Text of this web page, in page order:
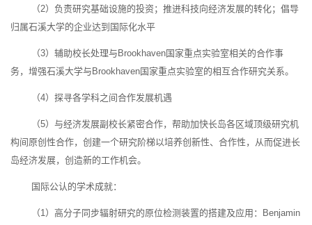
（2）负责研究基础设施的投资；推进科技向经济发展的转化；倡导
归属石溪大学的企业达到国际化水平
（3）辅助校长处理与Brookhaven国家重点实验室相关的合作事
务，增强石溪大学与Brookhaven国家重点实验室的相互合作研究关系。
（4）探寻各学科之间合作发展机遇
（5）与经济发展副校长紧密合作，帮助加快长岛各区域顶级研究机
构间原创性合作，创建一个研究阶梯以培养创新性、合作性，从而促进长
岛经济发展，创造新的工作机会。
国际公认的学术成就：
（1）高分子同步辐射研究的原位检测装置的搭建及应用：Benjamin